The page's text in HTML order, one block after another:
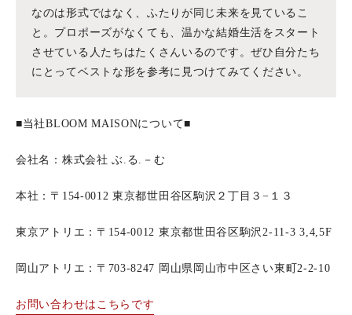
なのは形式ではなく、ふたりが同じ未来を見ているこ
と。プロポーズがなくても、温かな結婚生活をスタート
させている人たちはたくさんいるのです。ぜひ自分たち
にとってベストな形を参考に見つけてみてください。
■当社BLOOM MAISONについて■
会社名：株式会社 ぶ.る.－む
本社：〒154-0012 東京都世田谷区駒沢２丁目３−１３
東京アトリエ：〒154-0012 東京都世田谷区駒沢2-11-3 3,4,5F
岡山アトリエ：〒703-8247 岡山県岡山市中区さい東町2-2-10
お問い合わせはこちらです